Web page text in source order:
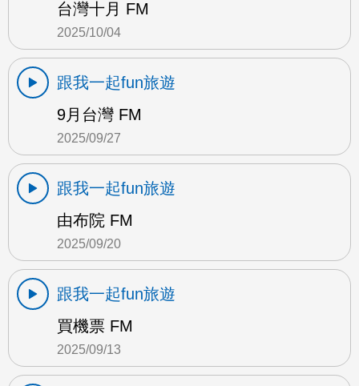
台灣十月 FM
2025/10/04
跟我一起fun旅遊
9月台灣 FM
2025/09/27
跟我一起fun旅遊
由布院 FM
2025/09/20
跟我一起fun旅遊
買機票 FM
2025/09/13